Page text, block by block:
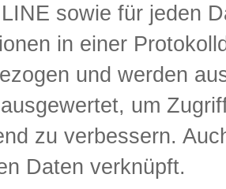
sowie für jeden
in einer
und werden
um
zu verbessern.
Daten verknüpft.